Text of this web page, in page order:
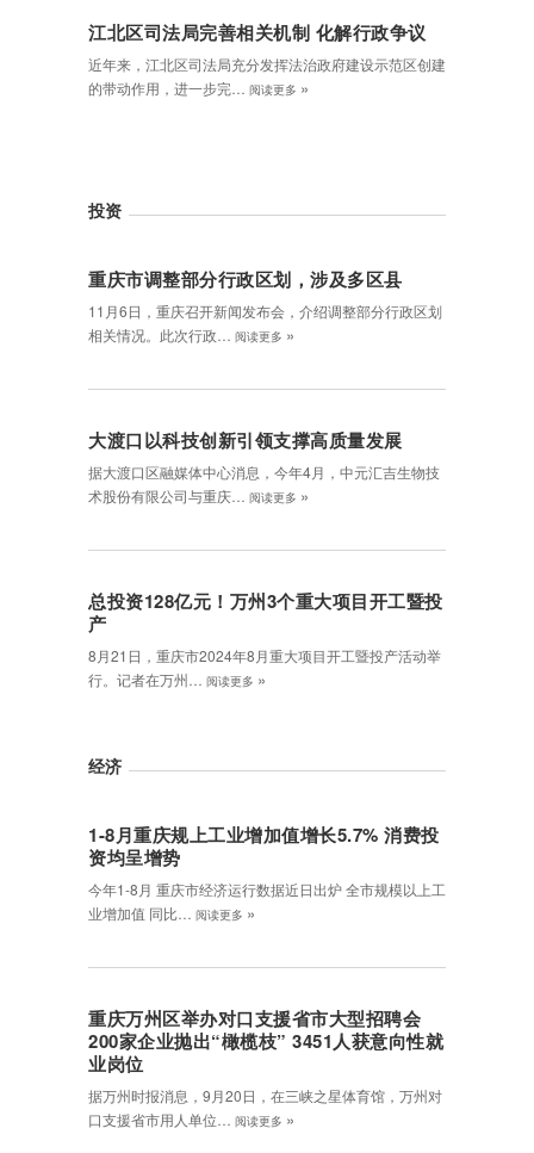
江北区司法局完善相关机制 化解行政争议
近年来，江北区司法局充分发挥法治政府建设示范区创建
的带动作用，进一步完…
阅读更多 »
投资
重庆市调整部分行政区划，涉及多区县
11月6日，重庆召开新闻发布会，介绍调整部分行政区划
相关情况。此次行政…
阅读更多 »
大渡口以科技创新引领支撑高质量发展
据大渡口区融媒体中心消息，今年4月，中元汇吉生物技
术股份有限公司与重庆…
阅读更多 »
总投资128亿元！万州3个重大项目开工暨投
产
8月21日，重庆市2024年8月重大项目开工暨投产活动举
行。记者在万州…
阅读更多 »
经济
1-8月重庆规上工业增加值增长5.7% 消费投
资均呈增势
今年1-8月 重庆市经济运行数据近日出炉 全市规模以上工
业增加值 同比…
阅读更多 »
重庆万州区举办对口支援省市大型招聘会
200家企业抛出“橄榄枝” 3451人获意向性就
业岗位
据万州时报消息，9月20日，在三峡之星体育馆，万州对
口支援省市用人单位…
阅读更多 »